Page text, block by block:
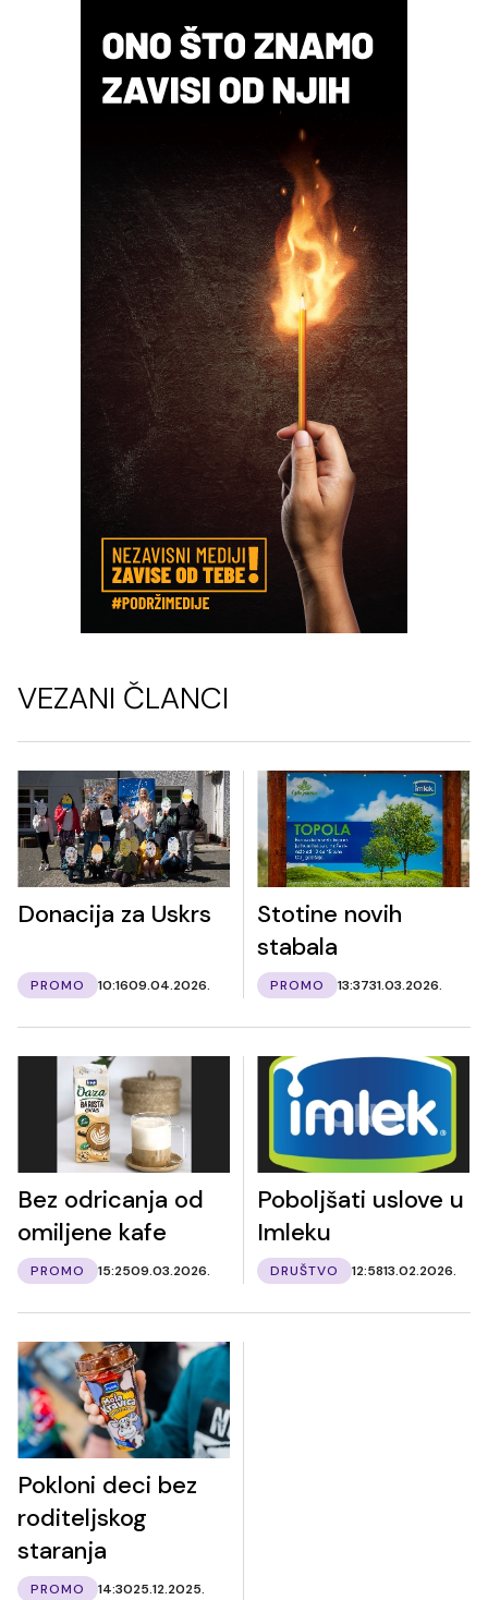
VEZANI ČLANCI
Donacija za Uskrs
PROMO 10:1609.04.2026.
Stotine novih
stabala
PROMO 13:3731.03.2026.
Bez odricanja od
omiljene kafe
PROMO 15:2509.03.2026.
Poboljšati uslove u
Imleku
DRUŠTVO 12:5813.02.2026.
Pokloni deci bez
roditeljskog
staranja
PROMO 14:3025.12.2025.